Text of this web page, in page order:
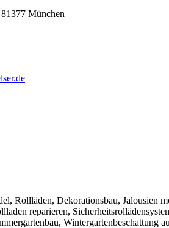
München
Rollläden, Dekorationsbau, Jalousien
reparieren,
Wintergartenbeschattung